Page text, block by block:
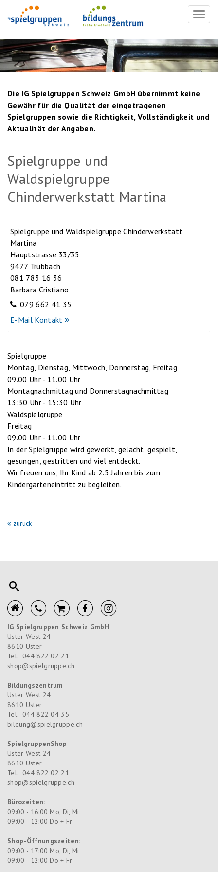
Die IG Spielgruppen Schweiz GmbH übernimmt keine
Gewähr für die Qualität der eingetragenen
Spielgruppen sowie die Richtigkeit, Vollständigkeit und
Aktualität der Angaben.
Spielgruppe und
Waldspielgruppe
Chinderwerkstatt Martina
Spielgruppe und Waldspielgruppe Chinderwerkstatt
Martina
Hauptstrasse 33/35
9477 Trübbach
081 783 16 36
Barbara Cristiano
079 662 41 35
E-Mail Kontakt
Spielgruppe
Montag, Dienstag, Mittwoch, Donnerstag, Freitag
09.00 Uhr - 11.00 Uhr
Montagnachmittag und Donnerstagnachmittag
13:30 Uhr - 15:30 Uhr
Waldspielgruppe
Freitag
09.00 Uhr - 11.00 Uhr
In der Spielgruppe wird gewerkt, gelacht, gespielt,
gesungen, gestritten und viel entdeckt.
Wir freuen uns, Ihr Kind ab 2.5 Jahren bis zum
Kindergarteneintritt zu begleiten.
zurück
IG Spielgruppen Schweiz GmbH
Uster West 24
8610 Uster
Tel. 044 822 02 21
shop@spielgruppe.ch
Bildungszentrum
Uster West 24
8610 Uster
Tel. 044 822 04 35
bildung@spielgruppe.ch
SpielgruppenShop
Uster West 24
8610 Uster
Tel. 044 822 02 21
shop@spielgruppe.ch
Bürozeiten:
09:00 - 16:00 Mo, Di, Mi
09:00 - 12:00 Do + Fr
Shop-Öffnungszeiten:
09:00 - 17:00 Mo, Di, Mi
09:00 - 12:00 Do + Fr